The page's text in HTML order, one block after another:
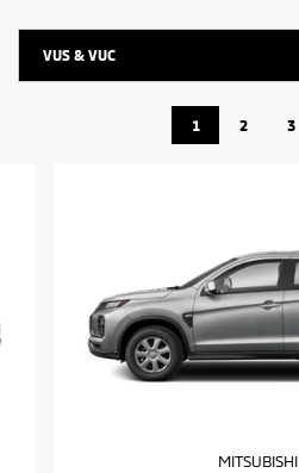
VUS & VUC
1 2 3
MITSUBISHI